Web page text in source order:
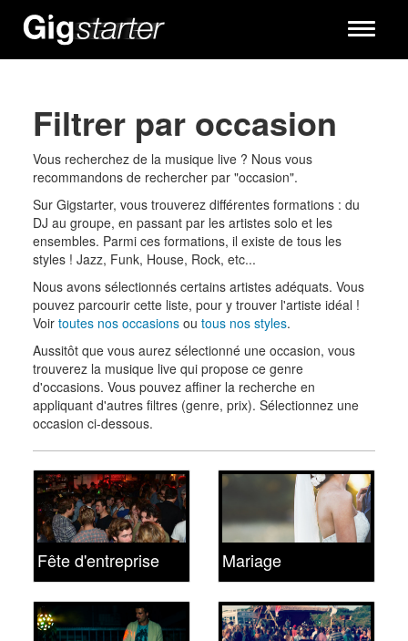
Toggle
Filtrer par occasion
Vous recherchez de la musique live ? Nous vous
recommandons de rechercher par "occasion".
Sur Gigstarter, vous trouverez différentes formations : du
DJ au groupe, en passant par les artistes solo et les
ensembles. Parmi ces formations, il existe de tous les
styles ! Jazz, Funk, House, Rock, etc...
Nous avons sélectionnés certains artistes adéquats. Vous
pouvez parcourir cette liste, pour y trouver l'artiste idéal !
Voir toutes nos occasionsou tous nos styles.
Aussitôt que vous aurez sélectionné une occasion, vous
trouverez la musique live qui propose ce genre
d'occasions. Vous pouvez affiner la recherche en
appliquant d'autres filtres (genre, prix). Sélectionnez une
occasion ci-dessous.
Fête d'entreprise Mariage